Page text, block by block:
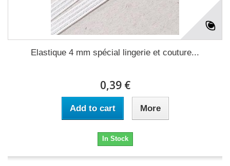
Elastique 4 mm spécial lingerie et couture...
0,39 €
Add to cart More
In Stock